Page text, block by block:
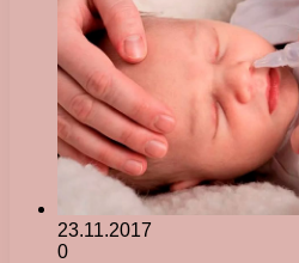
23.11.2017
0